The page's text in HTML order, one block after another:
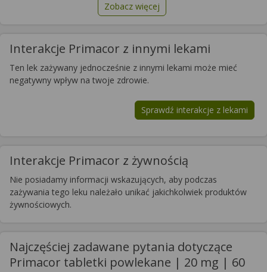
Zobacz więcej
Interakcje Primacor z innymi lekami
Ten lek zażywany jednocześnie z innymi lekami może mieć
negatywny wpływ na twoje zdrowie.
Sprawdź interakcje z lekami
Interakcje Primacor z żywnością
Nie posiadamy informacji wskazujących, aby podczas
zażywania tego leku należało unikać jakichkolwiek produktów
żywnościowych.
Najczęściej zadawane pytania dotyczące
Primacor tabletki powlekane | 20 mg | 60